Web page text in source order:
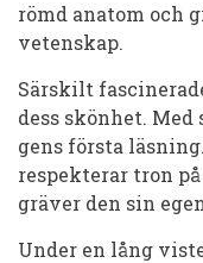
römd anatom och
vetenskap.
Särskilt
dess skönhet.
gens första
respekterar tron
gräver den sin
Under en lång